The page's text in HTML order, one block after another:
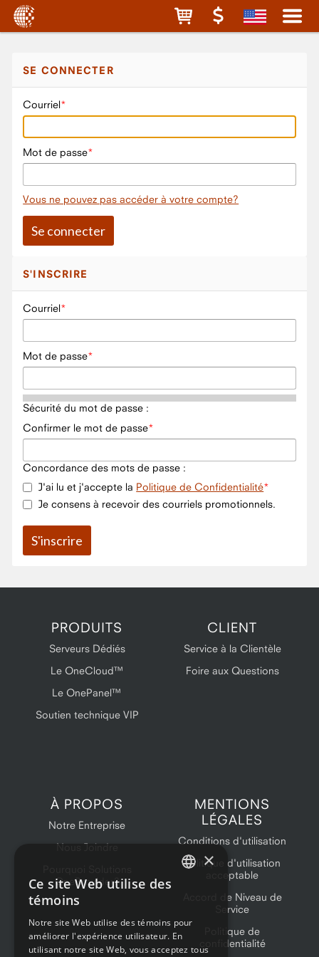
SE CONNECTER
Courriel
Mot de passe
Vous ne pouvez pas accéder à votre compte?
S'INSCRIRE
Courriel
Mot de passe
Sécurité du mot de passe :
Confirmer le mot de passe
Concordance des mots de passe :
J'ai lu et j'accepte la Politique de Confidentialité
Je consens à recevoir des courriels promotionnels.
PRODUITS
Serveurs Dédiés
Le OneCloud™
Le OnePanel™
Soutien technique VIP
CLIENT
Service à la Clientèle
Foire aux Questions
À PROPOS
Notre Entreprise
Nous Joindre
OneProvider?
MENTIONS
LÉGALES
Conditions d'utilisation
Politique d'utilisation
acceptable
Accord de Niveau de
Service
Politique de
confidentialité
×
Ce site Web utilise des
témoins
Notre site Web utilise des témoins pour
améliorer l'expérience utilisateur. En
utilisant notre site Web, vous acceptez tous